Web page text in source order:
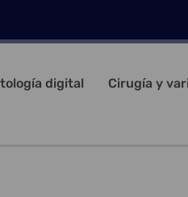
digital Cirugía y